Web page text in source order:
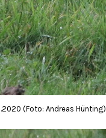
(Foto: Andreas Hünting)